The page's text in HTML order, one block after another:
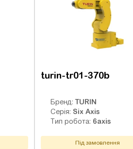
turin-tr01-370b
Бренд:TURIN
Серія: Six Axis
Тип робота: 6axis
Під замовлення